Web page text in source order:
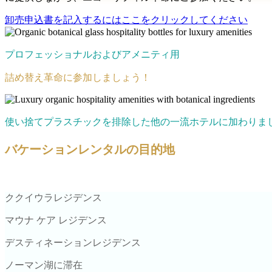
卸売申込書を記入するにはここをクリックしてください
プロフェッショナルおよびアメニティ用
詰め替え革命に参加しましょう！
使い捨てプラスチックを排除した他の一流ホテルに加わりま
バケーションレンタルの目的地
ククイウラレジデンス
マウナ ケア レジデンス
デスティネーションレジデンス
ノーマン湖に滞在